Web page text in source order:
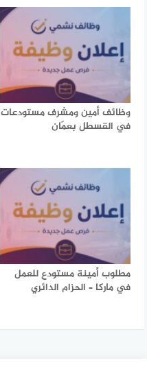
وظائف أمين ومشرف مستودعات
في القسطل بعمّان
مطلوب أمينة مستودع للعمل
في ماركا – الحزام الدائري